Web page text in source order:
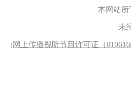
本网站所
未
[网上传播视听节目许可证（